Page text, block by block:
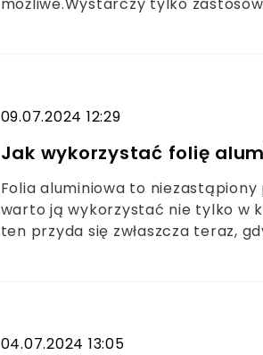
09.07.2024 12:29
Jak wykorzystać folię
Folia aluminiowa to
warto ją wykorzystać nie tylko w
ten przyda się zwłaszcza teraz,
04.07.2024 13:05